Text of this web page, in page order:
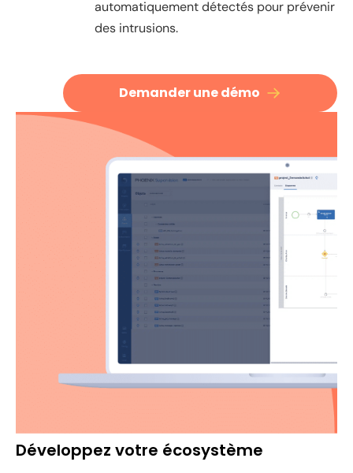
automatiquement détectés pour prévenir
des intrusions.
Demander une démo
Développez votre écosystème